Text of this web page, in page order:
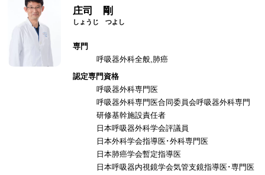
庄司 剛
専門
呼吸器外科全般,肺癌
認定専門資格
呼吸器外科専門医
呼吸器外科専門医合同委員会呼吸器外科専門
研修基幹施設責任者
日本呼吸器外科学会評議員
日本外科学会指導医･外科専門医
日本肺癌学会暫定指導医
日本呼吸器内視鏡学会気管支鏡指導医･専門医